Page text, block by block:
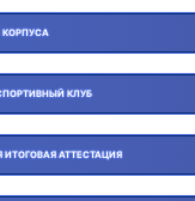
КЛУБ
ИТОГОВАЯ АТТЕСТАЦИЯ